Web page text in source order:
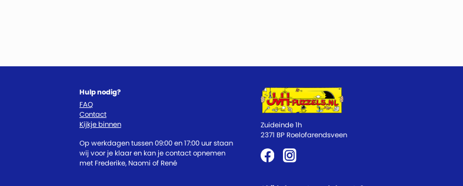
Hulp nodig?
FAQ
Contact
Kijkje binnen
Op werkdagen tussen 09:00 en 17:00 uur staan
wij voor je klaar en kan je contact opnemen
met Frederike, Naomi of René
Zuideinde 1h
2371 BP Roelofarendsveen